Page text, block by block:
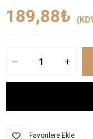
189,88₺
Favorilere Ekle